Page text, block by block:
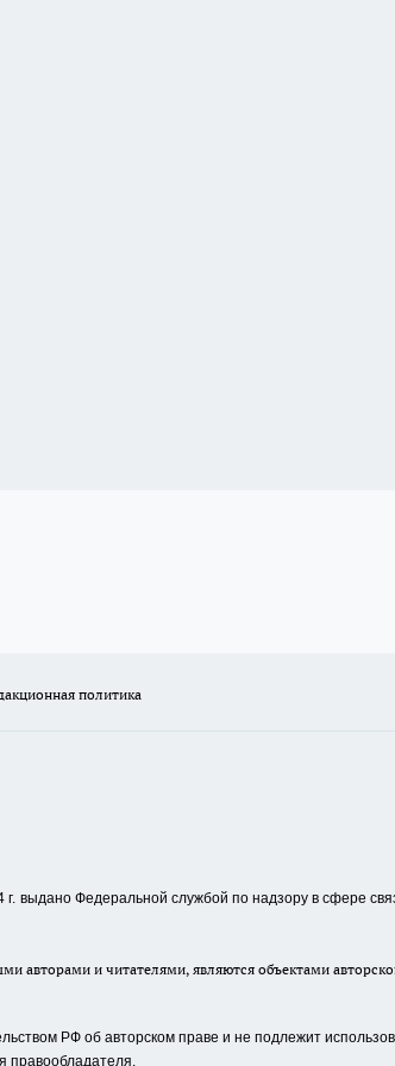
политика
г. выдано Федеральной службой по надзору в сфере
и читателями, являются объектами
РФ об авторском праве и не подлежит
правообладателя.